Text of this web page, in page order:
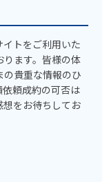
トをご利用いた
ます。皆様の体
貴重な情報のひ
頼成約の可否は
をお待ちしてお